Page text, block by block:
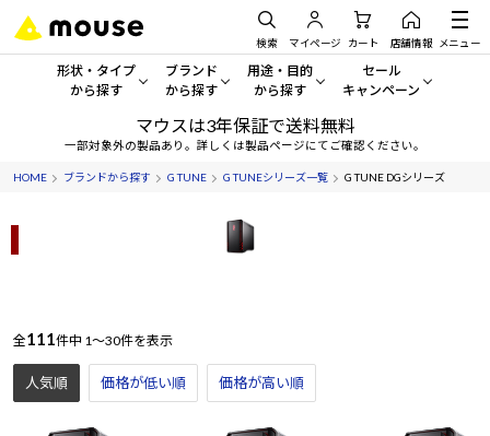
検索 マイページ カート 店舗情報 メニュー
形状・タイプ
から探す
形状・タイプから探す をすべてみる
デスクトップPC
サーバー
ブランド
から探す
mouse
G TUNE
NEXTGEAR
MousePro
用途・目的
から探す
一般向けパソコン
ゲーミングPC・ゲーム向けパソコン
クリエイティブ向け
セール
キャンペーン
セール・キャンペー
期間限定セール
マウスは3年保証で送料無料
一部対象外の製品あり。詳しくは製品ページにてご確認ください。
HOME ブランドから探す G TUNE G TUNEシリーズ一覧 G TUNE DGシリーズ
全111件中 1～30件を表示
人気順 価格が低い順 価格が高い順